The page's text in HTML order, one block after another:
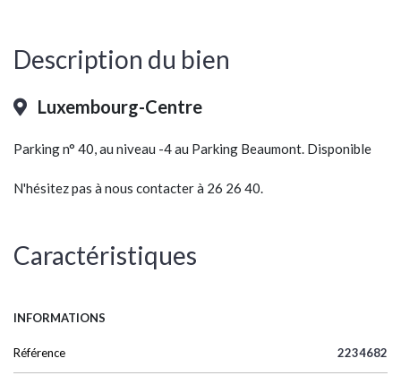
Description du bien
Luxembourg-Centre
Parking n° 40, au niveau -4 au Parking Beaumont. Disponible
N'hésitez pas à nous contacter à 26 26 40.
Caractéristiques
INFORMATIONS
Référence 2234682